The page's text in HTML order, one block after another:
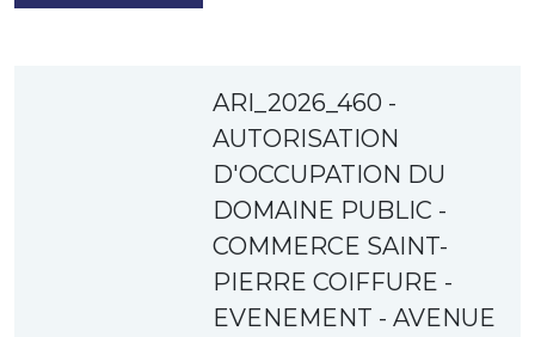
ARI_2026_460 -
AUTORISATION
D'OCCUPATION DU
DOMAINE PUBLIC -
COMMERCE SAINT-
PIERRE COIFFURE -
EVENEMENT - AVENUE